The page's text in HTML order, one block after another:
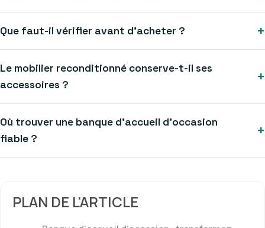
Que faut-il vérifier avant d’acheter ?
Le mobilier reconditionné conserve-t-il ses
accessoires ?
Où trouver une banque d’accueil d’occasion
fiable ?
PLAN DE L'ARTICLE